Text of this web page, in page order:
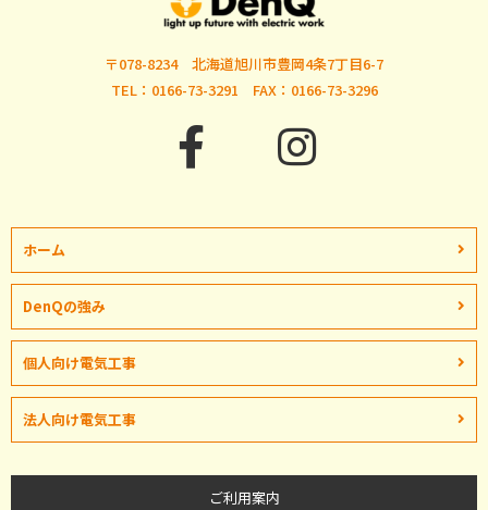
〒078-8234 北海道旭川市豊岡4条7丁目6-7
TEL：0166-73-3291 FAX：0166-73-3296
ホーム
DenQの強み
個人向け電気工事
法人向け電気工事
ご利用案内